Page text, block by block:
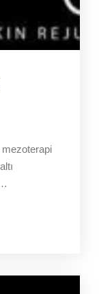
mezoterapi